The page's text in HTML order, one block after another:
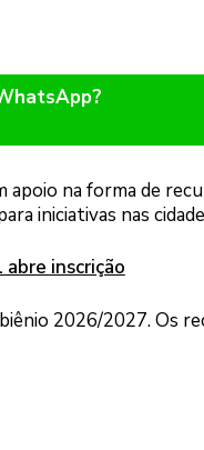
na forma de
iniciativas nas
inscrição
2026/2027. Os